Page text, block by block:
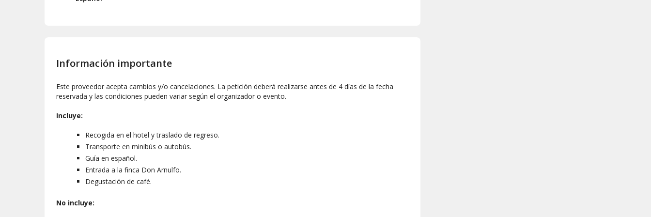
Información importante
Este proveedor acepta cambios y/o cancelaciones. La petición deberá realizarse antes de 4 días de la fecha
reservada y las condiciones pueden variar según el organizador o evento.
Incluye:
Recogida en el hotel y traslado de regreso.
Transporte en minibús o autobús.
Guía en español.
Entrada a la finca Don Arnulfo.
Degustación de café.
No incluye: